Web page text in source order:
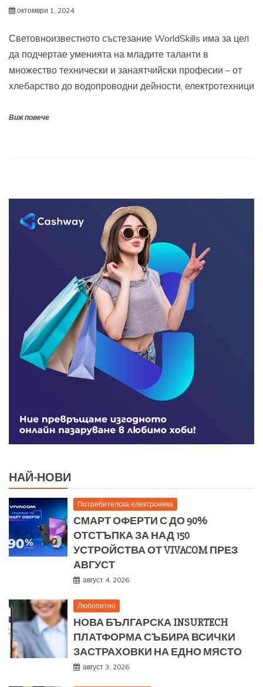
октомври 1, 2024
Световноизвестното състезание WorldSkills има за цел
да подчертае уменията на младите таланти в
множество технически и занаятчийски професии – от
хлебарство до водопроводни дейности, електротехници
Виж повече
НАЙ-НОВИ
Потребителска електроника
СМАРТ ОФЕРТИ С ДО 90%
ОТСТЪПКА ЗА НАД 150
УСТРОЙСТВА ОТ VIVACOM ПРЕЗ
АВГУСТ
август 4, 2026
Любопитно
НОВА БЪЛГАРСКА INSURTECH
ПЛАТФОРМА СЪБИРА ВСИЧКИ
ЗАСТРАХОВКИ НА ЕДНО МЯСТО
август 3, 2026